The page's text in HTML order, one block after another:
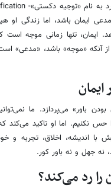
ایمان باشد، اما زندگی او
ایمان، تنها زمانی موجه است
آنکه «موجه» باشد، «مدعی»
باور» می‌پردازد. ما
حس نکنیم. اما او تاکید
اندیشه، اخلاق، تجربه و
نه جهل و نه باور کور.
را رد می‌کند؟